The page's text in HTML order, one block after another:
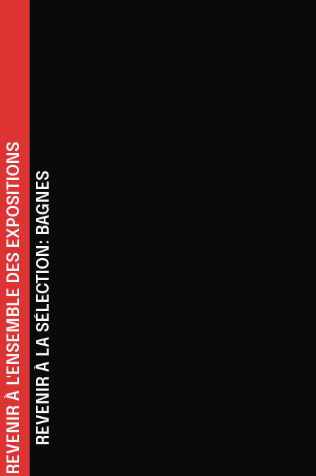
REVENIR À L'ENSEMBLE DES EXPOSITIONSREVENIR À LA SÉLECTION: BAGNES